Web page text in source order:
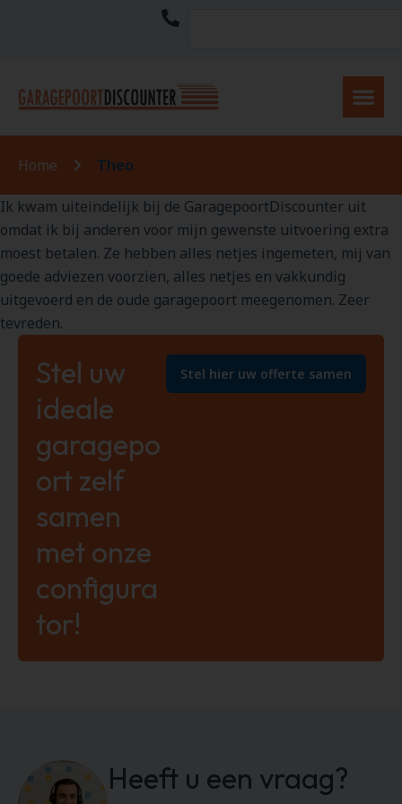
Home Theo
Ik kwam uiteindelijk bij de GaragepoortDiscounter uit
omdat ik bij anderen voor mijn gewenste uitvoering extra
moest betalen. Ze hebben alles netjes ingemeten, mij van
goede adviezen voorzien, alles netjes en vakkundig
uitgevoerd en de oude garagepoort meegenomen. Zeer
tevreden.
Stel uw
ideale
garagepo
ort zelf
samen
met onze
configura
tor!
Stel hier uw offerte samen
Heeft u een vraag?